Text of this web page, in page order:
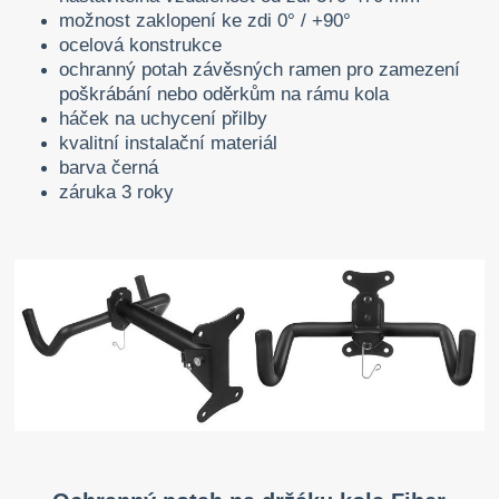
možnost zaklopení ke zdi 0° / +90°
ocelová konstrukce
ochranný potah závěsných ramen pro zamezení
poškrábání nebo oděrkům na rámu kola
háček na uchycení přilby
kvalitní instalační materiál
barva černá
záruka 3 roky